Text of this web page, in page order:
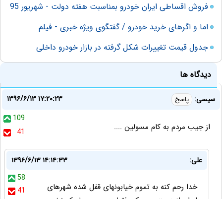
فروش اقساطی ایران خودرو بمناسبت هفته دولت - شهریور 95
اما و اگرهای خرید خودرو / گفتگوی ویژه خبری - فیلم
جدول قیمت تغییرات شکل گرفته در بازار خودرو داخلی
دیدگاه ها
سیسی: پاسخ
۱۳۹۶/۶/۱۳ ۱۷:۲۰:۲۳
109
41
از جیب مردم به کام مسولین ....
علی:
۱۳۹۶/۶/۱۳ ۱۴:۱۴:۳۳
58
41
خدا رحم کنه به تموم خیابونهای قفل شده شهرهای